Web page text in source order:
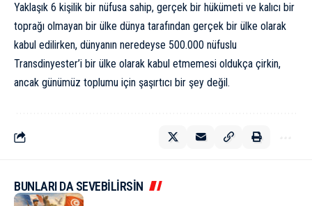
Yaklaşık 6 kişilik bir nüfusa sahip, gerçek bir hükümeti ve kalıcı bir
toprağı olmayan bir ülke dünya tarafından gerçek bir ülke olarak
kabul edilirken, dünyanın neredeyse 500.000 nüfuslu
Transdinyester’i bir ülke olarak kabul etmemesi oldukça çirkin,
ancak günümüz toplumu için şaşırtıcı bir şey değil.
BUNLARI DA SEVEBİLİRSİN
KÜLTÜR